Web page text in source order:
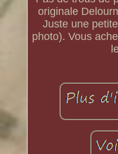
originale
Juste une
photo). Vous